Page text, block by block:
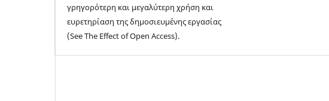
γρηγορότερη και μεγαλύτερη χρήση και
ευρετηρίαση της δημοσιευμένης εργασίας
(See The Effect of Open Access).